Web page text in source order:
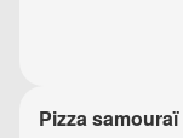
Pizza